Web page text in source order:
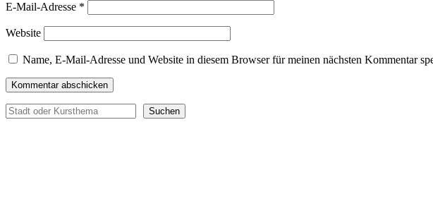
E-Mail-Adresse *
Website
Name, E-Mail-Adresse und Website in diesem Browser für meinen nächsten Kommentar
Suchen Suchen